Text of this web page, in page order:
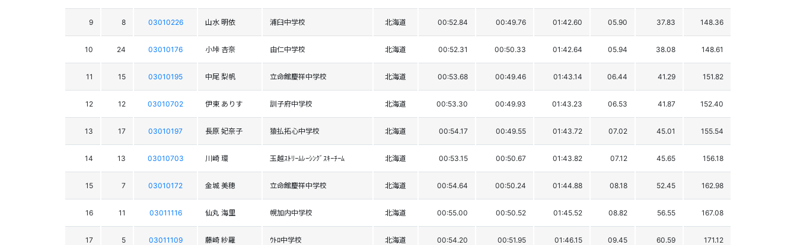
9 8 03010226 山水 明依 浦臼中学校 北海道 00:52.84 00:49.76 01:42.60 05.90 37.83 148.36
10 24 03010176 小垰 杏奈 由仁中学校 北海道 00:52.31 00:50.33 01:42.64 05.94 38.08 148.61
11 15 03010195 中尾 梨帆 立命館慶祥中学校 北海道 00:53.68 00:49.46 01:43.14 06.44 41.29 151.82
12 12 03010702 伊東 ありす 訓子府中学校 北海道 00:53.30 00:49.93 01:43.23 06.53 41.87 152.40
13 17 03010197 長原 妃奈子 猿払拓心中学校 北海道 00:54.17 00:49.55 01:43.72 07.02 45.01 155.54
14 13 03010703 川崎 環 玉越ｽﾄﾘｰﾑﾚｰｼﾝｸﾞｽｷｰﾁｰﾑ 北海道 00:53.15 00:50.67 01:43.82 07.12 45.65 156.18
15 7 03010172 金城 美穂 立命館慶祥中学校 北海道 00:54.64 00:50.24 01:44.88 08.18 52.45 162.98
16 11 03011116 仙丸 海里 幌加内中学校 北海道 00:55.00 00:50.52 01:45.52 08.82 56.55 167.08
17 5 03011109 藤崎 紗羅 ｳﾄﾛ中学校 北海道 00:54.20 00:51.95 01:46.15 09.45 60.59 171.12